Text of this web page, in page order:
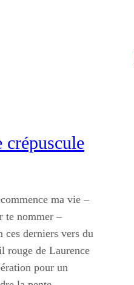
crépuscule
ma vie –
te nommer –
derniers vers du
rouge de Laurence
pour un